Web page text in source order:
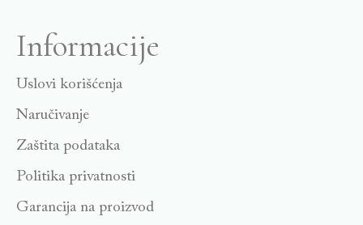
Informacije
Uslovi korišćenja
Naručivanje
Zaštita podataka
Politika privatnosti
Garancija na proizvod